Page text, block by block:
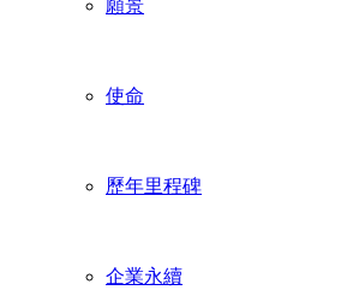
願景
使命
歷年里程碑
企業永續